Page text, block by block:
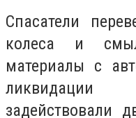
Спасатели
колеса и
материалы с
ликвидации
задействовали